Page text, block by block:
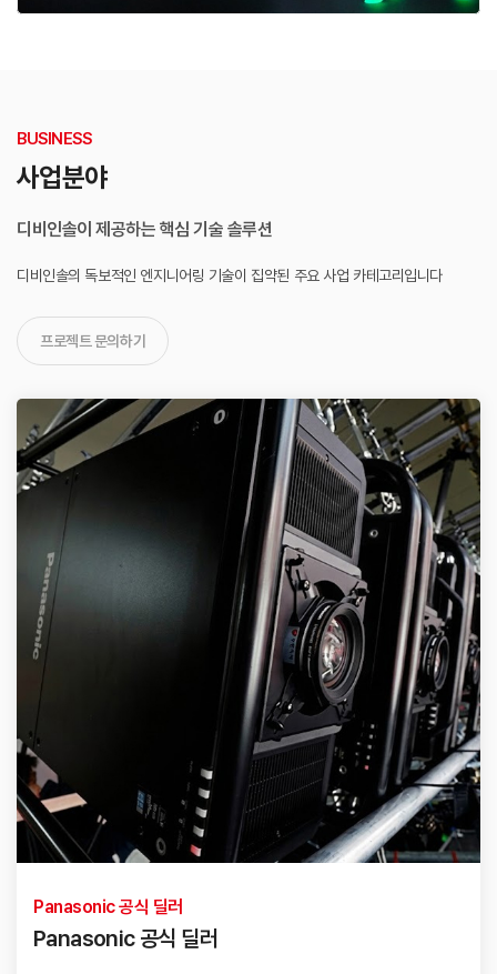
BUSINESS
사업분야
디비인솔이 제공하는 핵심 기술 솔루션
디비인솔의 독보적인 엔지니어링 기술이 집약된 주요 사업 카테고리입니다
프로젝트 문의하기
Panasonic 공식 딜러
Panasonic 공식 딜러